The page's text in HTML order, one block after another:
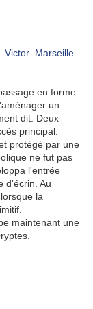
en forme
un
dit. Deux
principal.
protégé par une
ne fut pas
l'entrée
d'écrin. Au
la
maintenant une